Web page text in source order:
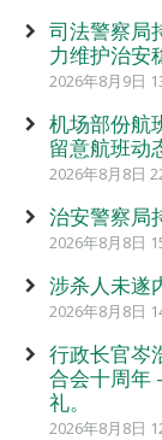
司法警察局
力维护治安
2026年8月9日
机场部份航
留意航班动
2026年8月8日
治安警察局
2026年8月8日
涉杀人未遂
2026年8月8日
行政长官岑
合会十周年
礼。
2026年8月8日